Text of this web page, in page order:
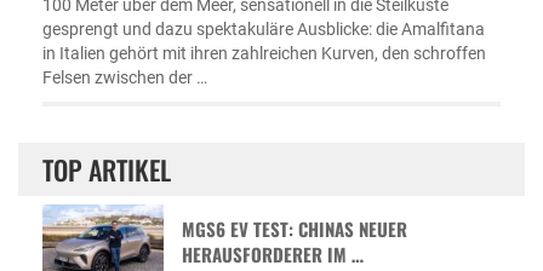
100 Meter über dem Meer, sensationell in die Steilküste
gesprengt und dazu spektakuläre Ausblicke: die Amalfitana
in Italien gehört mit ihren zahlreichen Kurven, den schroffen
Felsen zwischen der …
TOP ARTIKEL
MGS6 EV TEST: CHINAS NEUER
HERAUSFORDERER IM …